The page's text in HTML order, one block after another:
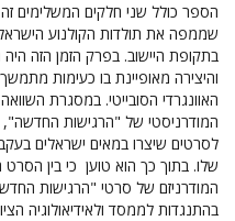
הספר כולל שני חלקים המשלימים זה
שממפה את תולדות הקולנוע
בתקופת היישוב. בפרק הזמן הזה היה
והיצירה מאופיינת בו כעימות מתמשך
האוונגרדי הסובייטי. במסגרת
המודרניסטי של "הרגישות
לסרטים שיצרו במאים ישראלים
שלו. בתוך כך הוא טוען כי בין
המודרניזם של סרטי "הרגישות
בהתנגדות לממסד ולאידיאולוגיה